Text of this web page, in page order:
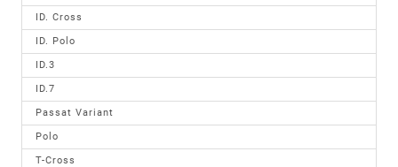
ID. Cross
ID. Polo
ID.3
ID.7
Passat Variant
Polo
T-Cross